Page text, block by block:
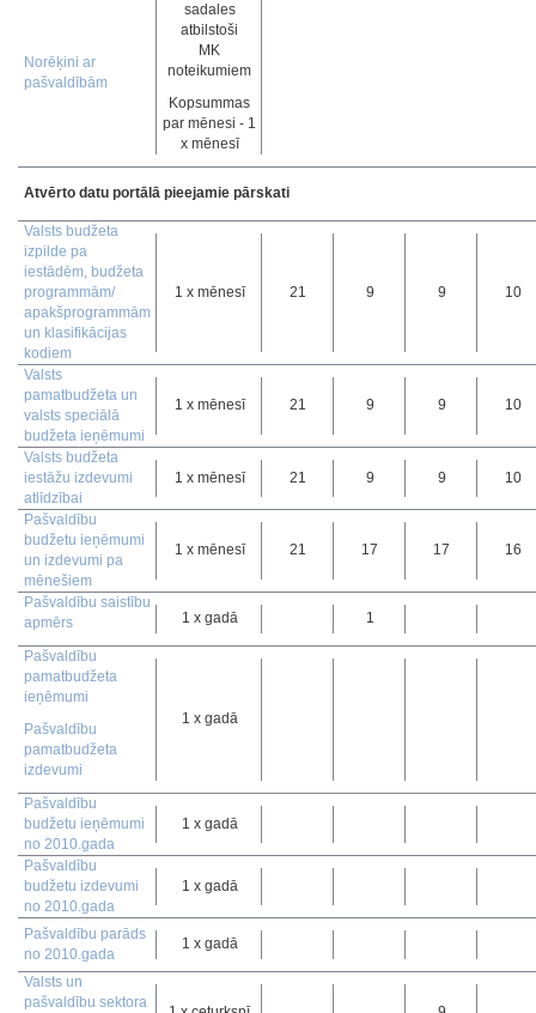
Norēķini ar
pašvaldībām
sadales
atbilstoši
MK
noteikumiem
Kopsummas
par mēnesi - 1
x mēnesī
Atvērto datu portālā pieejamie pārskati
Valsts budžeta
izpilde pa
iestādēm, budžeta
programmām/
apakšprogrammām
un klasifikācijas
kodiem
1 x mēnesī 21 9 9 10
Valsts
pamatbudžeta un
valsts speciālā
budžeta ieņēmumi
1 x mēnesī 21 9 9 10
Valsts budžeta
iestāžu izdevumi
atlīdzībai
1 x mēnesī 21 9 9 10
Pašvaldību
budžetu ieņēmumi
un izdevumi pa
mēnešiem
1 x mēnesī 21 17 17 16
Pašvaldību saistību
apmērs
1 x gadā 1
Pašvaldību
pamatbudžeta
ieņēmumi
Pašvaldību
pamatbudžeta
izdevumi
1 x gadā
Pašvaldību
budžetu ieņēmumi
no 2010.gada
1 x gadā
Pašvaldību
budžetu izdevumi
no 2010.gada
1 x gadā
Pašvaldību parāds
no 2010.gada
1 x gadā
Valsts un
pašvaldību sektora